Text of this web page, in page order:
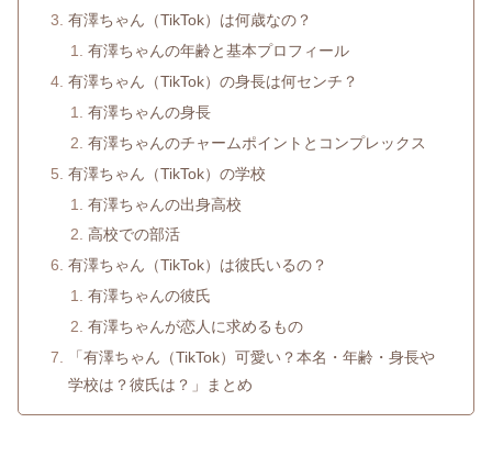
有澤ちゃん（TikTok）は何歳なの？
有澤ちゃんの年齢と基本プロフィール
有澤ちゃん（TikTok）の身長は何センチ？
有澤ちゃんの身長
有澤ちゃんのチャームポイントとコンプレックス
有澤ちゃん（TikTok）の学校
有澤ちゃんの出身高校
高校での部活
有澤ちゃん（TikTok）は彼氏いるの？
有澤ちゃんの彼氏
有澤ちゃんが恋人に求めるもの
「有澤ちゃん（TikTok）可愛い？本名・年齢・身長や
学校は？彼氏は？」まとめ